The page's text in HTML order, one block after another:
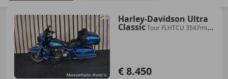
Harley-Davidson Ultra
ClassicTour FLHTCU 3547mijl!
€ 8.450